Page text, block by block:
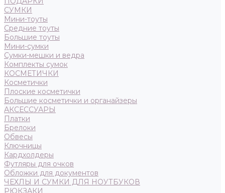
СУМКИ
Мини-тоуты
Средние тоуты
Большие тоуты
Мини-сумки
Сумки-мешки и ведра
Комплекты сумок
КОСМЕТИЧКИ
Косметички
Плоские косметички
Большие косметички и органайзеры
АКСЕССУАРЫ
Платки
Брелоки
Обвесы
Ключницы
Кардхолдеры
Футляры для очков
Обложки для документов
ЧЕХЛЫ И СУМКИ ДЛЯ НОУТБУКОВ
РЮКЗАКИ